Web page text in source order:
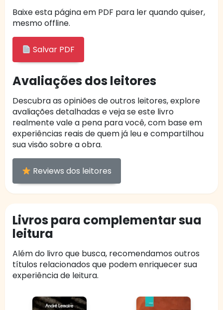
Baixe esta página em PDF para ler quando quiser,
mesmo offline.
Salvar PDF
Avaliações dos leitores
Descubra as opiniões de outros leitores, explore
avaliações detalhadas e veja se este livro
realmente vale a pena para você, com base em
experiências reais de quem já leu e compartilhou
sua visão sobre a obra.
Reviews dos leitores
Livros para complementar sua
leitura
Além do livro que busca, recomendamos outros
títulos relacionados que podem enriquecer sua
experiência de leitura.